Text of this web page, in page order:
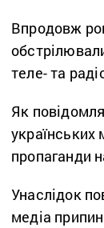
Впродовж
теле- та
Як
українських
пропаганди
Унаслідок
медіа